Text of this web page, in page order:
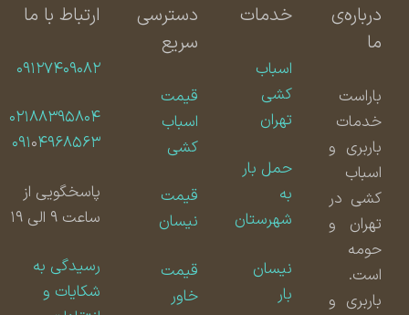
درباره‌ی
باراست
خدمات
باربری و
اسباب
کشی در
تهران و
حومه
است.
باربری و
خدمات
اسباب
کشی
تهران
حمل بار
شهرستان
نیسان
دسترسی
سریع
قیمت
اسباب
کشی
قیمت
نیسان
قیمت
ارتباط با ما
۰۹۱۲۷۴۰۹۰۸۲
۰۲۱۸۸۳۹۵۸۰۴
۰۹۱۰۴۹۶۸۵۶۳
پاسخگویی از
ساعت ۹ الی ۱۹
رسیدگی به
شکایات و